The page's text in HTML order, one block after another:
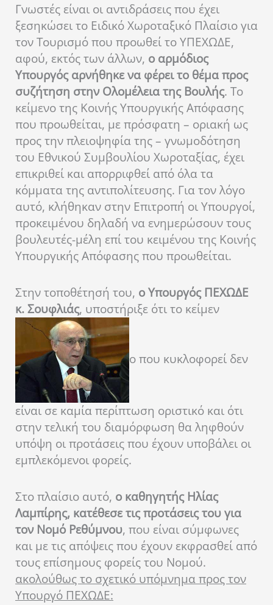
Γνωστές είναι οι αντιδράσεις που έχει
ξεσηκώσει το Ειδικό Χωροταξικό Πλαίσιο για
τον Τουρισμό που προωθεί το ΥΠΕΧΩΔΕ,
αφού, εκτός των άλλων, ο αρμόδιος
Υπουργός αρνήθηκε να φέρει το θέμα προς
συζήτηση στην Ολομέλεια της Βουλής. Το
κείμενο της Κοινής Υπουργικής Απόφασης
που προωθείται, με πρόσφατη – οριακή ως
προς την πλειοψηφία της – γνωμοδότηση
του Εθνικού Συμβουλίου Χωροταξίας, έχει
επικριθεί και απορριφθεί από όλα τα
κόμματα της αντιπολίτευσης. Για τον λόγο
αυτό, κλήθηκαν στην Επιτροπή οι Υπουργοί,
προκειμένου δηλαδή να ενημερώσουν τους
βουλευτές-μέλη επί του κειμένου της Κοινής
Υπουργικής Απόφασης που προωθείται.
Στην τοποθέτησή του, ο Υπουργός ΠΕΧΩΔΕ
κ. Σουφλιάς, υποστήριξε ότι το κείμεν
ο που κυκλοφορεί δεν
είναι σε καμία περίπτωση οριστικό και ότι
στην τελική του διαμόρφωση θα ληφθούν
υπόψη οι προτάσεις που έχουν υποβάλει οι
εμπλεκόμενοι φορείς.
Στο πλαίσιο αυτό, ο καθηγητής Ηλίας
Λαμπίρης, κατέθεσε τις προτάσεις του για
τον Νομό Ρεθύμνου, που είναι σύμφωνες
και με τις απόψεις που έχουν εκφρασθεί από
τους επίσημους φορείς του Νομού.
ακολούθως το σχετικό υπόμνημα προς τον
Υπουργό ΠΕΧΩΔΕ: